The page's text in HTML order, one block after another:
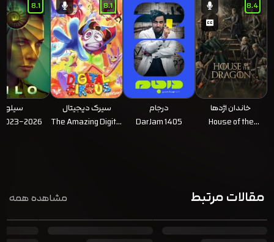
8.4
خاندان اژدها
House of the
درجام
DarJam 1405
8.1
سیرک دیجیتال
شگفت انگیز
The Amazing Digital
8.1
سیلو
مقالات مرتبط مشاهده همه